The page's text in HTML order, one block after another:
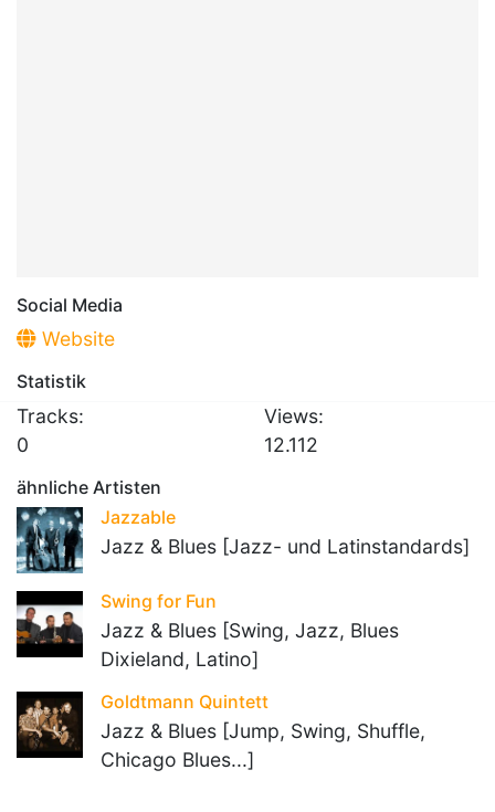
Social Media
Website
Statistik
Tracks:
0
Views:
12.112
ähnliche Artisten
Jazzable
Jazz & Blues [Jazz- und Latinstandards]
Swing for Fun
Jazz & Blues [Swing, Jazz, Blues
Dixieland, Latino]
Goldtmann Quintett
Jazz & Blues [Jump, Swing, Shuffle,
Chicago Blues...]